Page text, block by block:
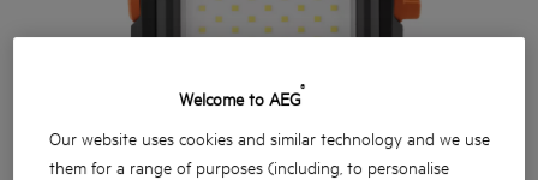
Welcome to AEG®
Our website uses cookies and similar technology and we use
them for a range of purposes (including, to personalise